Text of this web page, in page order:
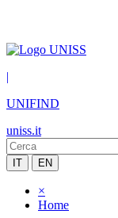
|
UNIFIND
uniss.it
IT EN
×
Home